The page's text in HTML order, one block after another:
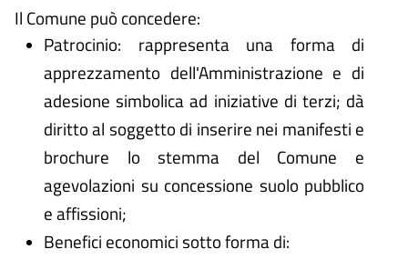
Il Comune può concedere:
Patrocinio: rappresenta una forma di
apprezzamento dell'Amministrazione e di
adesione simbolica ad iniziative di terzi; dà
diritto al soggetto di inserire nei manifesti e
brochure lo stemma del Comune e
agevolazioni su concessione suolo pubblico
e affissioni;
Benefici economici sotto forma di: